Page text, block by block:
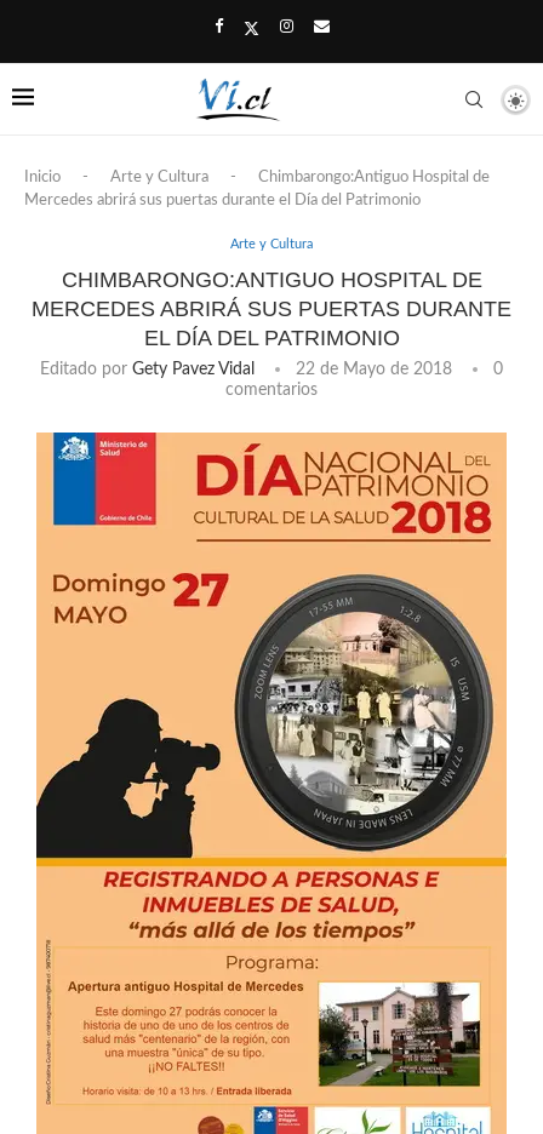
Inicio - Arte y Cultura -
Chimbarongo:Antiguo Hospital de
Mercedes abrirá sus puertas durante el Día del Patrimonio
Arte y Cultura
CHIMBARONGO:ANTIGUO HOSPITAL DE
MERCEDES ABRIRÁ SUS PUERTAS DURANTE
EL DÍA DEL PATRIMONIO
Editado por Gety Pavez Vidal 22 de Mayo de 2018
0
comentarios